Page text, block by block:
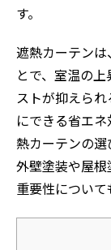
す。
遮熱カーテン
とで、室温の
ストが抑えら
にできる省エ
熱カーテンの
外壁塗装や屋
重要性について